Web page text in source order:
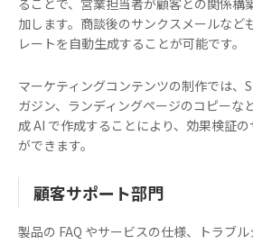
ることで、営業担当者が顧客との関係構
加します。商談後のサンクスメールなど
レートを自動生成することが可能です。
マーケティングコンテンツの制作では、
ガジン、ランディングページのコピーな
成 AI で作成することにより、効果検証
ができます。
顧客サポート部門
製品の FAQ やサービスの仕様、トラブ